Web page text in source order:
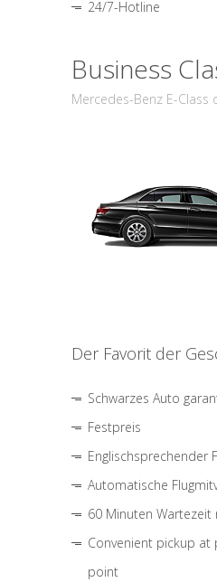
24/7-Hotline
Business
Mercedes-Benz E-Class
Der Favorit der
Schwarzes Auto
Festpreis
Englischsprechender
Automatische
60 Minuten Wartezeit
Convenient pickup at
point